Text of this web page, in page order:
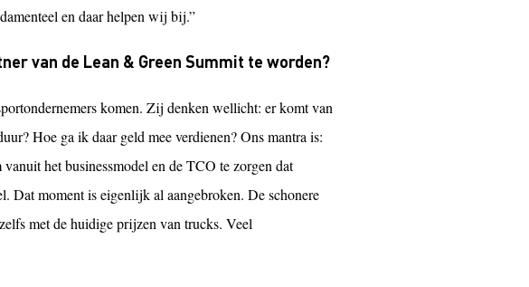
en daar helpen wij bij.”
van de Lean & Green Summit te worden?
komen. Zij denken wellicht: er komt van
Hoe ga ik daar geld mee verdienen? Ons mantra is:
het businessmodel en de TCO te zorgen dat
Dat moment is eigenlijk al aangebroken. De schonere
met de huidige prijzen van trucks. Veel